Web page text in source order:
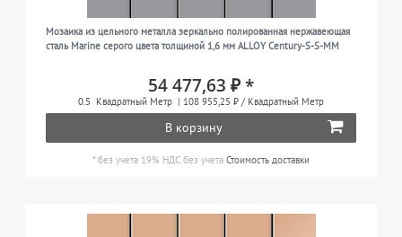
Мозаика из цельного металла зеркально полированная нержавеющая
сталь Marine серого цвета толщиной 1,6 мм ALLOY Century-S-S-MM
54 477,63 ₽ *
0.5 Квадратный Метр | 108 955,25 ₽ / Квадратный Метр
В корзину
*без учета 19% НДС без учета Стоимость доставки